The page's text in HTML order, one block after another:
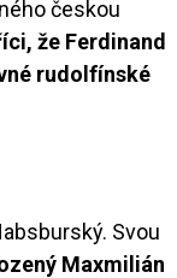
českou
že Ferdinand
rudolfínské
Svou
Maxmilián